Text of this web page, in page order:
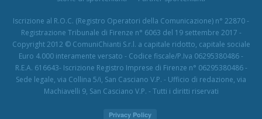
Iscrizione al R.O.C. (Registro Operatori della Comunicazione) n° 22870 -
Registrazione Tribunale di Firenze n° 6063 del 19 settembre 2017 -
Copyright 2012 © ComuniChianti S.r.l. a capitale ridotto, capitale sociale
Euro 4.000 interamente versato - Codice fiscale/P.Iva 06295380486 -
R.E.A. 616643- Iscrizione Registro Imprese di Firenze n° 06295380486 -
Sede legale, via Collina 5/i, San Casciano V.P. - Ufficio di redazione, via
Machiavelli 9, San Casciano V.P. - Tutti i diritti riservati